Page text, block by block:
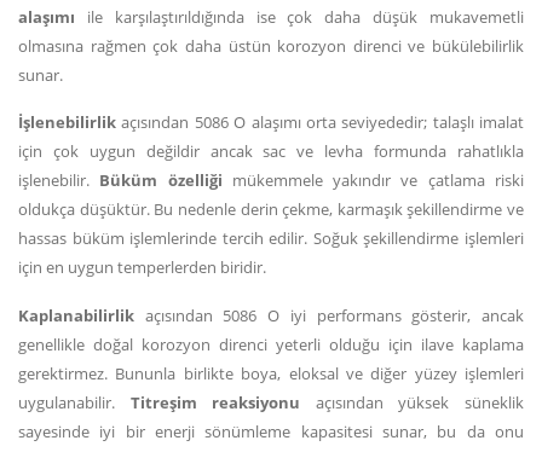
alaşımı ile karşılaştırıldığında ise çok daha düşük mukavemetli
olmasına rağmen çok daha üstün korozyon direnci ve bükülebilirlik
sunar.
İşlenebilirlik açısından 5086 O alaşımı orta seviyededir; talaşlı imalat
için çok uygun değildir ancak sac ve levha formunda rahatlıkla
işlenebilir. Büküm özelliği mükemmele yakındır ve çatlama riski
oldukça düşüktür. Bu nedenle derin çekme, karmaşık şekillendirme ve
hassas büküm işlemlerinde tercih edilir. Soğuk şekillendirme işlemleri
için en uygun temperlerden biridir.
Kaplanabilirlik açısından 5086 O iyi performans gösterir, ancak
genellikle doğal korozyon direnci yeterli olduğu için ilave kaplama
gerektirmez. Bununla birlikte boya, eloksal ve diğer yüzey işlemleri
uygulanabilir. Titreşim reaksiyonu açısından yüksek süneklik
sayesinde iyi bir enerji sönümleme kapasitesi sunar, bu da onu